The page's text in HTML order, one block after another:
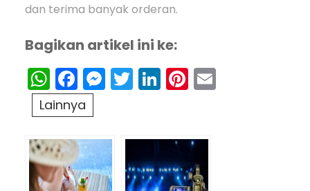
dan terima banyak orderan.
Bagikan artikel ini ke:
WhatsApp
Facebook
Messenger
Twitter
LinkedIn
Pinterest
Lainnya